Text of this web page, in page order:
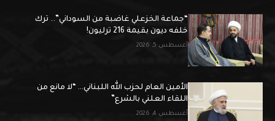
“جماعة الخزعلي غاضبة من السوداني”.. ترك
خلفه ديون بقيمة 216 ترليون!
أغسطس 5, 2026
الأمين العام لحزب الله اللبناني… “لا مانع من
اللقاء العلني بالشرع”
أغسطس 4, 2026